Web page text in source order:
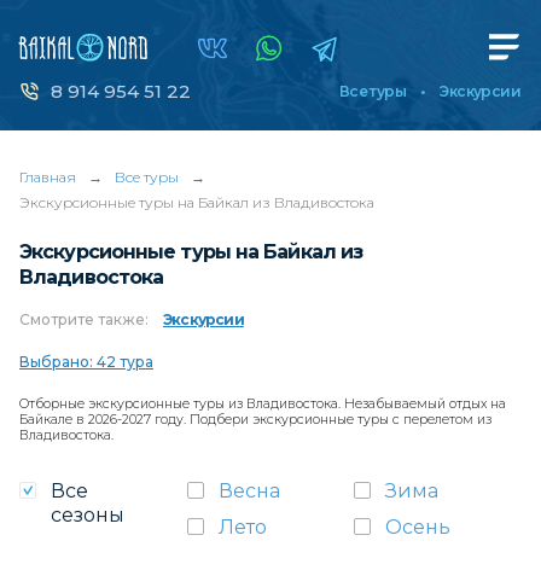
8 914 954 51 22 Все туры Экскурсии
Главная → Все туры
→
Экскурсионные туры на Байкал из Владивостока
Экскурсионные туры на Байкал из
Владивостока
Смотрите также: Экскурсии
Выбрано: 42 тура
Отборные экскурсионные туры из Владивостока. Незабываемый отдых на
Байкале в 2026-2027 году. Подбери экскурсионные туры с перелетом из
Владивостока.
Все
сезоны
Весна
Зима
Лето
Осень